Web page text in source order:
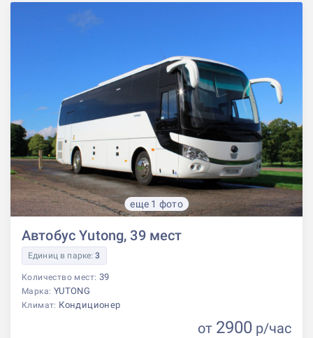
еще 1 фото
Автобус Yutong, 39 мест
Единиц в парке:3
Количество мест: 39
Марка: YUTONG
Климат: Кондиционер
от 2900 р/час